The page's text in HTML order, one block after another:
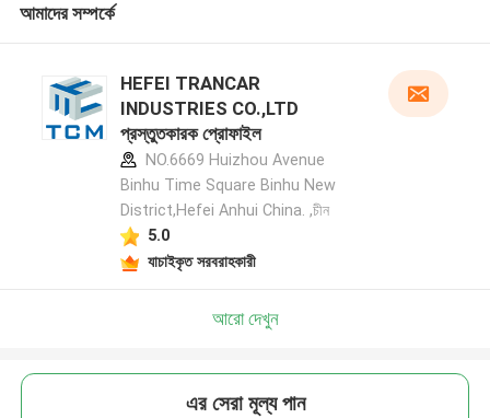
আমাদের সম্পর্কে
HEFEI TRANCAR
INDUSTRIES CO.,LTD
প্রস্তুতকারক প্রোফাইল
NO.6669 Huizhou Avenue
Binhu Time Square Binhu New
District,Hefei Anhui China. ,চীন
5.0
যাচাইকৃত সরবরাহকারী
আরো দেখুন
এর সেরা মূল্য পান